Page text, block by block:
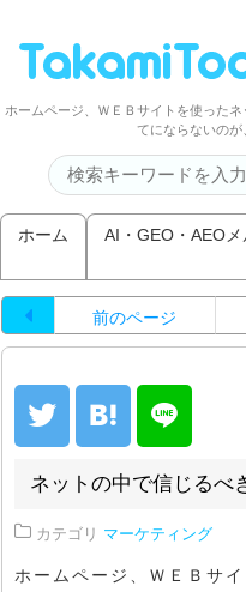
ホームページ、ＷＥＢサイトを使った
てにならないのが
ホーム AI・GEO・AEO
前のページ
ネットの中で信じるべ
カテゴリ マーケティング
ホームページ ＷＥＢサイ